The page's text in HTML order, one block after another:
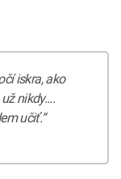
iskra, ako
nikdy....
učiť.“